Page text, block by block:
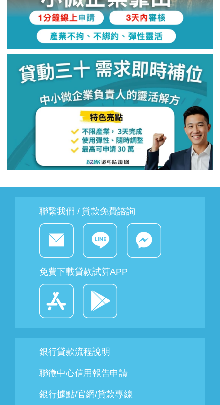
聯繫我們 / 貸款免費諮詢
免費下載貸款試算APP
銀行貸款流程說明
聯徵中心信用報告申請
銀行據點/官網/貸款專線